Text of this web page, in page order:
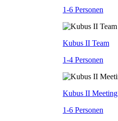
1-6 Personen
Kubus II Team
1-4 Personen
Kubus II Meeting
1-6 Personen